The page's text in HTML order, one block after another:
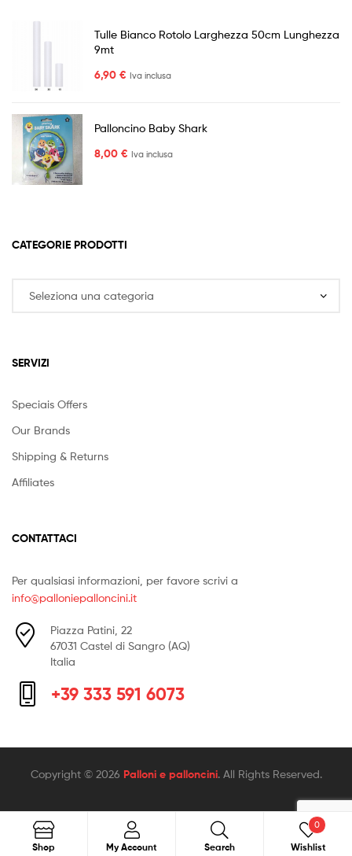
Tulle Bianco Rotolo Larghezza 50cm Lunghezza
9mt
6,90 € Iva inclusa
Palloncino Baby Shark
8,00 € Iva inclusa
CATEGORIE PRODOTTI
SERVIZI
Speciais Offers
Our Brands
Shipping & Returns
Affiliates
CONTATTACI
Per qualsiasi informazioni, per favore scrivi a
info@palloniepalloncini.it
Piazza Patini, 22
67031 Castel di Sangro (AQ)
Italia
+39 333 591 6073
Copyright © 2026 Palloni e palloncini. All Rights Reserved.
Shop My Account Search
Search
Search
Wishlist
0